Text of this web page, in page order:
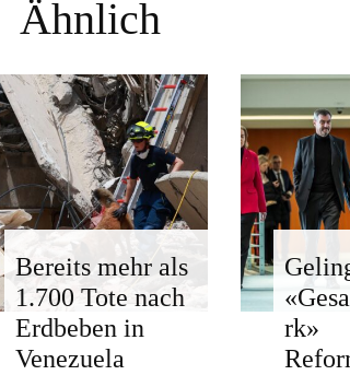
Ähnlich
Bereits mehr als
1.700 Tote nach
Erdbeben in
Venezuela
rk»